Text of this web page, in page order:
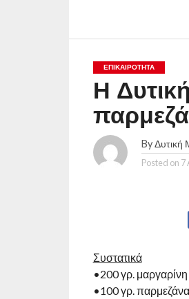
ΕΠΙΚΑΙΡΟΤΗΤΑ
Η
ByΔυτική
Posted on 7
Συστατικά
•200 γρ.
•100 γρ.